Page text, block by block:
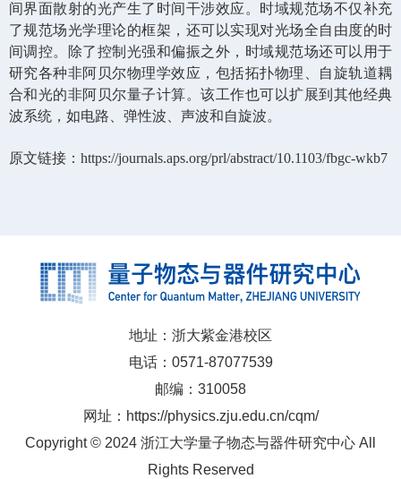
间界面散射的光产生了时间干涉效应。时域规范场不仅补充
了规范场光学理论的框架，还可以实现对光场全自由度的时
间调控。除了控制光强和偏振之外，时域规范场还可以用于
研究各种非阿贝尔物理学效应，包括拓扑物理、自旋轨道耦
合和光的非阿贝尔量子计算。该工作也可以扩展到其他经典
波系统，如电路、弹性波、声波和自旋波。
原文链接： https://journals.aps.org/prl/abstract/10.1103/fbgc-wkb7
地址：浙大紫金港校区
电话：0571-87077539
邮编：310058
网址：https://physics.zju.edu.cn/cqm/
Copyright © 2024 浙江大学量子物态与器件研究中心 All
Rights Reserved